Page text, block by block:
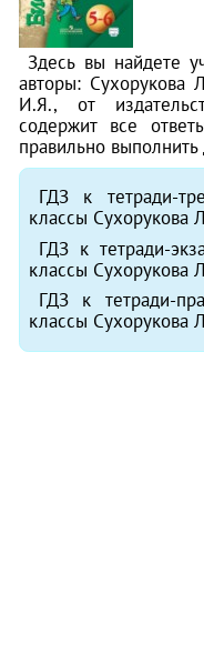
Здесь вы найдете
авторы: Сухорукова
И.Я., от
содержит все
правильно
ГДЗ к тетради-
классы Сухорукова
ГДЗ к тетради-
классы Сухорукова
ГДЗ к тетради-
классы Сухорукова